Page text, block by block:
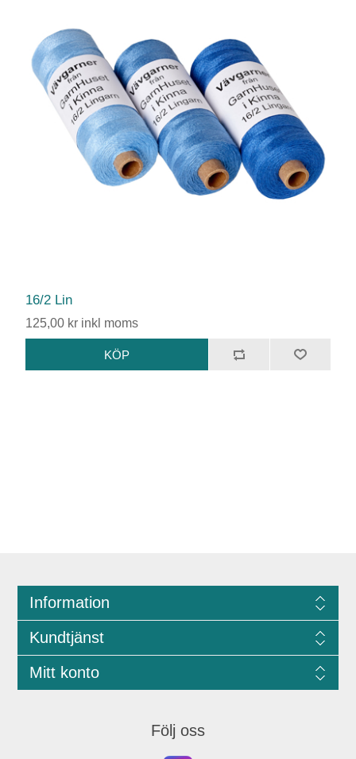
16/2 Lin
125,00 kr inkl moms
Information
Kundtjänst
Mitt konto
Följ oss